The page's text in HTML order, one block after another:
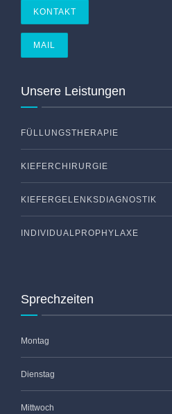
KONTAKT
MAIL
Unsere Leistungen
FÜLLUNGSTHERAPIE
KIEFERCHIRURGIE
KIEFERGELENKSDIAGNOSTIK
INDIVIDUALPROPHYLAXE
Sprechzeiten
Montag
Dienstag
Mittwoch